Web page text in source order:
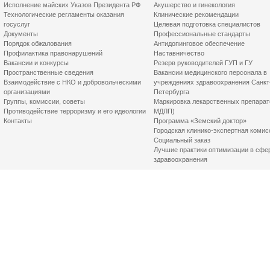
Исполнение майских Указов Президента РФ
Технологические регламенты оказания
госуслуг
Документы
Порядок обжалования
Профилактика правонарушений
Вакансии и конкурсы
Пространственные сведения
Взаимодействие с НКО и добровольческими
организациями
Группы, комиссии, советы
Противодействие терроризму и его идеологии
Контакты
Акушерство и гинекология
Клинические рекомендации
Целевая подготовка специалистов
Профессиональные стандарты
Антидопинговое обеспечение
Наставничество
Резерв руководителей ГУП и ГУ
Вакансии медицинского персонала в
учреждениях здравоохранения
Петербурга
Маркировка лекарственных
МДЛП)
Программа «Земский доктор»
Городская клинико-экспертная
Социальный заказ
Лучшие практики оптимизации в
здравоохранения